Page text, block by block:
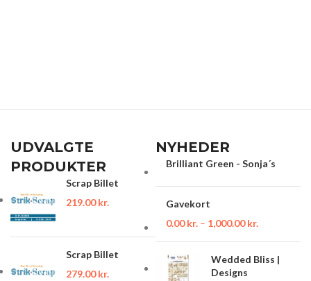
UDVALGTE
PRODUKTER
Scrap Billet
219.00kr.
Scrap Billet
279.00kr.
NYHEDER
Brilliant Green - Sonja´s
Gavekort
0.00kr. – 1,000.00kr.
Wedded Bliss |
Designs